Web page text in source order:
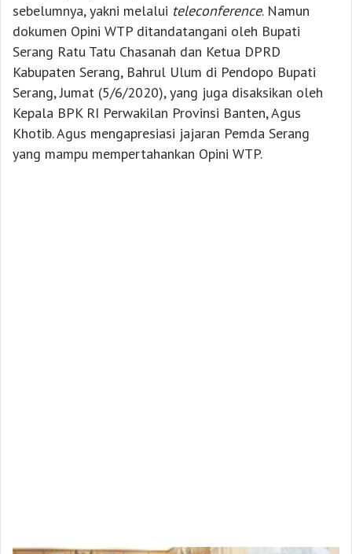
sebelumnya, yakni melalui teleconference. Namun
dokumen Opini WTP ditandatangani oleh Bupati
Serang Ratu Tatu Chasanah dan Ketua DPRD
Kabupaten Serang, Bahrul Ulum di Pendopo Bupati
Serang, Jumat (5/6/2020), yang juga disaksikan oleh
Kepala BPK RI Perwakilan Provinsi Banten, Agus
Khotib. Agus mengapresiasi jajaran Pemda Serang
yang mampu mempertahankan Opini WTP.